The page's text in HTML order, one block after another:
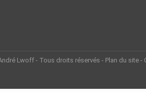
Lwoff - Tous droits réservés - Plan du site